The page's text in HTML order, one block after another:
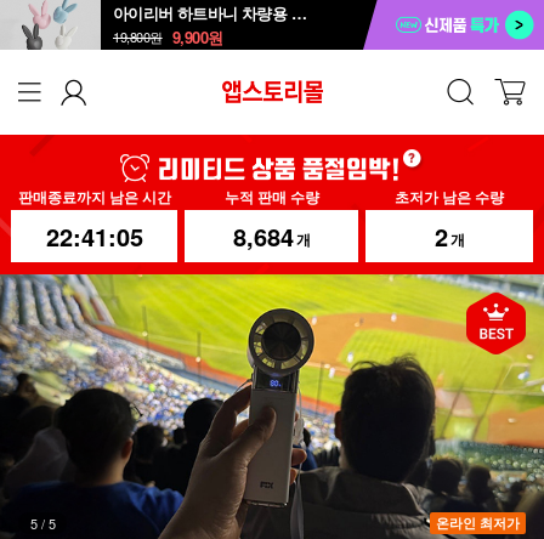
아이리버 하트바니 차량용 방향제 ICD-B1
19,800원 9,900원
판매종료까지 남은 시간
22:41:02
누적 판매 수량
8,684개
초저가 남은 수량
2개
1/5 온라인 최저가